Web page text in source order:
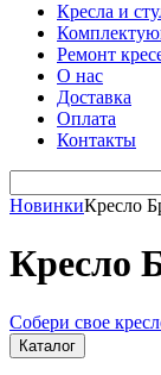
Кресла и
Ремонт
О нас
Доставка
Оплата
Контакты
НовинкиКресло
Кресло
Собери свое
Каталог